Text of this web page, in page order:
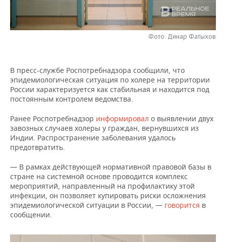
НЕФТЬ
ЭНЕРГЕТИКА
РОЗНИЧНАЯ ТОРГОВЛЯ
НОВОСТИ ТЕХНОЛОГИЙ
ТЕЛЕКОММУНИКАЦИИ
МЕРОПРИЯТИЯ
ВЫЕЗДНАЯ РЕДАКЦИЯ
БИЗНЕС-БРАНЧИ
ОТКРЫТАЯ ЛЕКЦИЯ
НОВОСТИ СПОРТА
ФУТБОЛ
БАСКЕТБОЛ
КИБЕРСПОРТ
ФИГУРНОЕ КАТАНИЕ
ОБЩЕСТВО
НОВОСТИ ОБЩЕСТВА
ИНФРАСТРУКТУРА
КУЛЬТУРА
МЕДИЦИНА
ФОТОГАЛЕРЕЯ
СПРАВОЧНИК
СПИСОК КОМПАНИЙ
Фото: Динар Фатыхов
В пресс-службе Роспотребнадзора сообщили, что
эпидемиологическая ситуация по холере на территории
России характеризуется как стабильная и находится под
постоянным контролем ведомства.
Ранее Роспотребнадзор информировал о выявлении двух
завозных случаев холеры у граждан, вернувшихся из
Индии. Распространение заболевания удалось
предотвратить.
— В рамках действующей нормативной правовой базы в
стране на системной основе проводится комплекс
мероприятий, направленный на профилактику этой
инфекции, он позволяет купировать риски осложнения
эпидемиологической ситуации в России, — говорится в
сообщении.